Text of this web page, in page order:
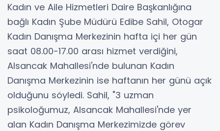
Kadın ve Aile Hizmetleri Daire Başkanlığına
bağlı Kadın Şube Müdürü Edibe Sahil, Otogar
Kadın Danışma Merkezinin hafta içi her gün
saat 08.00-17.00 arası hizmet verdiğini,
Alsancak Mahallesi'nde bulunan Kadın
Danışma Merkezinin ise haftanın her günü açık
olduğunu söyledi. Sahil, "3 uzman
psikoloğumuz, Alsancak Mahallesi'nde yer
alan Kadın Danışma Merkezimizde görev